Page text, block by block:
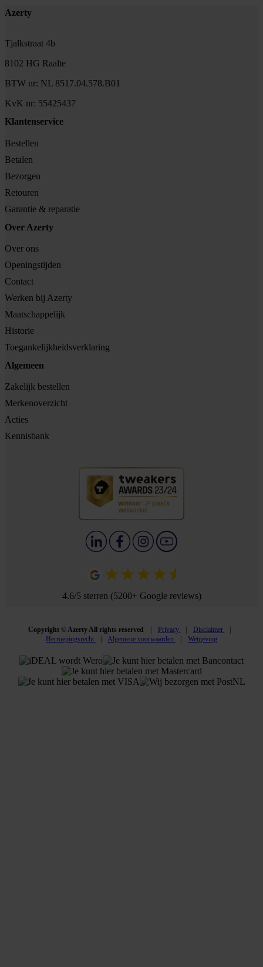
Footer
Azerty
Tjalkstraat 4b
8102 HG Raalte
BTW nr: NL 8517.04.578.B01
KvK nr: 55425437
Klantenservice
Bestellen
Betalen
Bezorgen
Retouren
Garantie & reparatie
Over Azerty
Over ons
Openingstijden
Contact
Werken bij Azerty
Maatschappelijk
Historie
Toegankelijkheidsverklaring
Algemeen
Zakelijk bestellen
Merkenoverzicht
Acties
Kennisbank
4.6/5 sterren (5200+ Google reviews)
Copyright © Azerty All rights reserved Privacy
Disclaimer
Herroepingsrecht
Algemene voorwaarden Wetgeving